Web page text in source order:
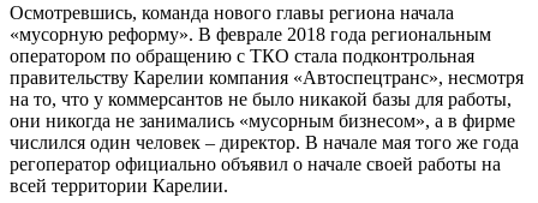
Осмотревшись, команда нового главы региона начала
«мусорную реформу». В феврале 2018 года региональным
оператором по обращению с ТКО стала подконтрольная
правительству Карелии компания «Автоспецтранс», несмотря
на то, что у коммерсантов не было никакой базы для работы,
они никогда не занимались «мусорным бизнесом», а в фирме
числился один человек – директор. В начале мая того же года
регоператор официально объявил о начале своей работы на
всей территории Карелии.